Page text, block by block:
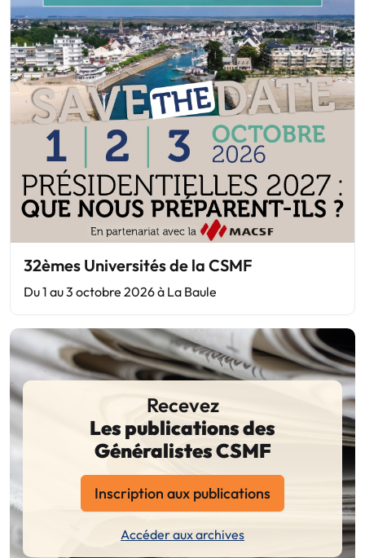
32èmes Universités de la CSMF
Du 1 au 3 octobre 2026 à La Baule
Recevez
Les publications des
Généralistes CSMF
Inscription aux publications
Accéder aux archives